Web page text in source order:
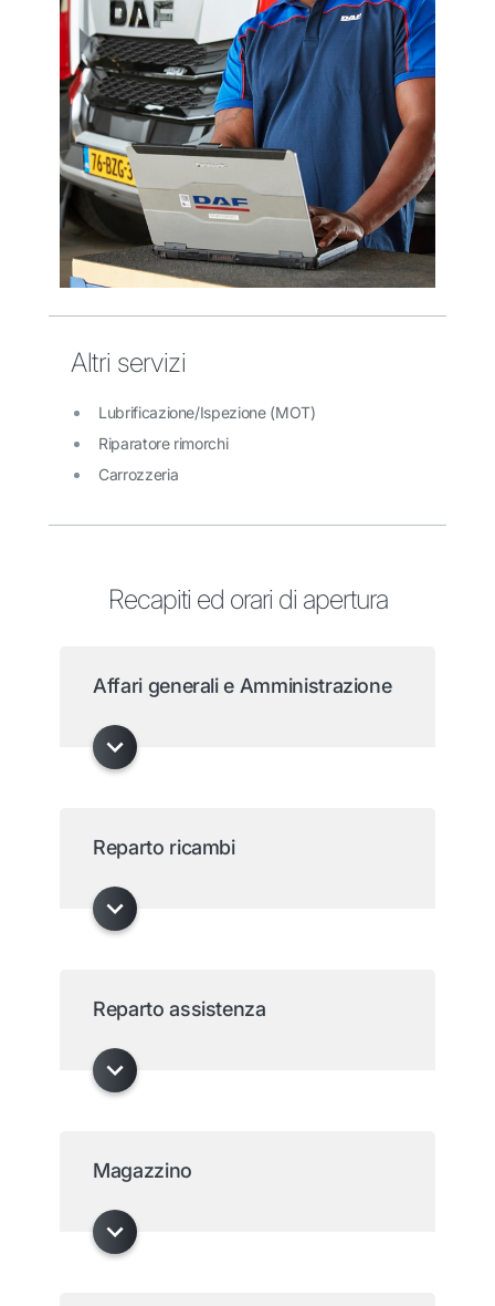
Altri servizi
Lubrificazione/Ispezione (MOT)
Riparatore rimorchi
Carrozzeria
Recapiti ed orari di apertura
Affari generali e Amministrazione
Reparto ricambi
Reparto assistenza
Magazzino